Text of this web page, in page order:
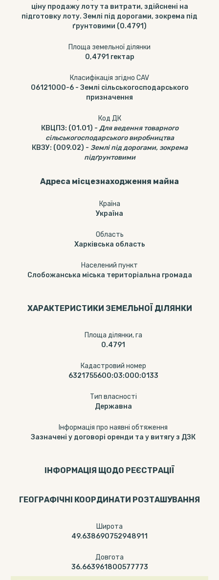
ціну продажу лоту та витрати, здійснені на
підготовку лоту. Землі під дорогами, зокрема під
ґрунтовими (0.4791)
Площа земельної ділянки
0,4791 гектар
Класифікація згідно CAV
06121000-6- Землі сільськогосподарського
призначення
Код ДК
КВЦПЗ: (01.01) - Для ведення товарного
сільськогосподарського виробництва
КВЗУ: (009.02) - Землі під дорогами, зокрема
підґрунтовими
Адреса місцезнаходження майна
Країна
Україна
Область
Харківська область
Населений пункт
Слобожанська міська територіальна громада
ХАРАКТЕРИСТИКИ ЗЕМЕЛЬНОЇ ДІЛЯНКИ
Площа ділянки, га
0.4791
Кадастровий номер
6321755600:03:000:0133
Тип власності
Державна
Інформація про наявні обтяження
Зазначені у договорі оренди та у витягу з ДЗК
ІНФОРМАЦІЯ ЩОДО РЕЄСТРАЦІЇ
ГЕОГРАФІЧНІ КООРДИНАТИ РОЗТАШУВАННЯ
Широта
49.638690752948911
Довгота
36.663961800577773